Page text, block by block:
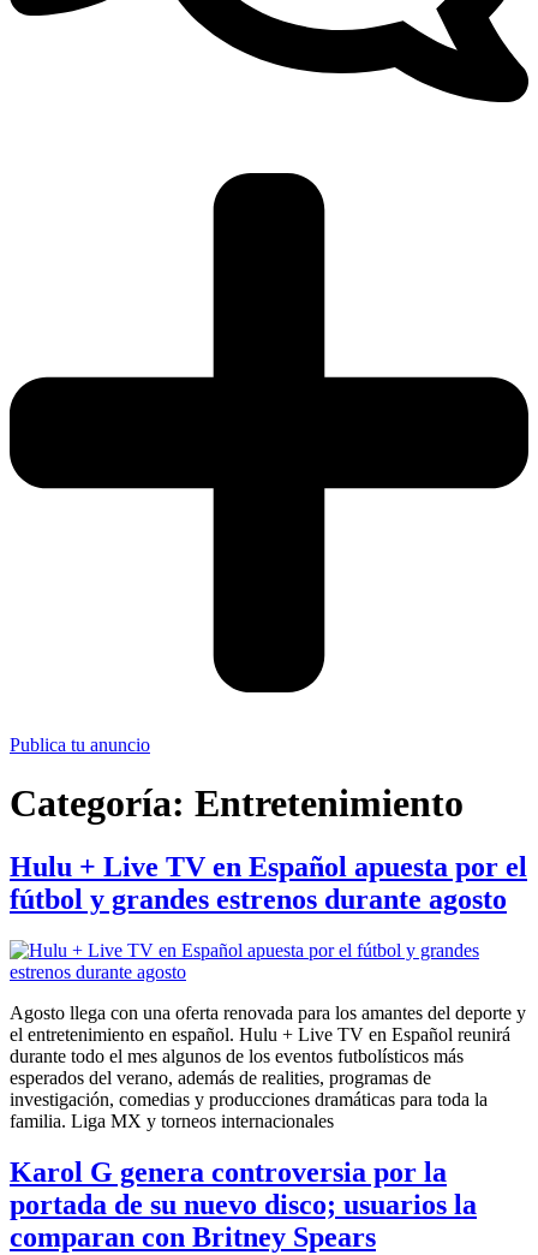
Publica tu anuncio
Categoría: Entretenimiento
Hulu + Live TV en Español apuesta por el
fútbol y grandes estrenos durante agosto
Agosto llega con una oferta renovada para los amantes del deporte y
el entretenimiento en español. Hulu + Live TV en Español reunirá
durante todo el mes algunos de los eventos futbolísticos más
esperados del verano, además de realities, programas de
investigación, comedias y producciones dramáticas para toda la
familia. Liga MX y torneos internacionales
Karol G genera controversia por la
portada de su nuevo disco; usuarios la
comparan con Britney Spears